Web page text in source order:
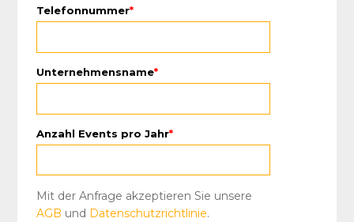
Telefonnummer*
Unternehmensname*
Anzahl Events pro Jahr*
Mit der Anfrage akzeptieren Sie unsere
AGB und Datenschutzrichtlinie.